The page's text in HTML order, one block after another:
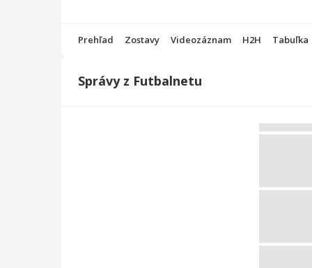
Prehľad Zostavy Videozáznam H2H Tabuľka
Správy z Futbalnetu